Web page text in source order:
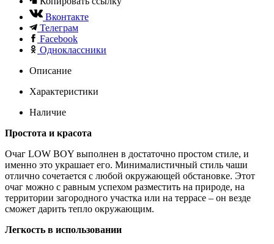
Вконтакте
Телеграм
Facebook
Одноклассники
Описание
Характеристики
Наличие
Простота и красота
Очаг LOW BOY выполнен в достаточно простом стиле, и
именно это украшает его. Минималистичный стиль чаши
отлично сочетается с любой окружающей обстановке. Этот
очаг можно с равным успехом разместить на природе, на
территории загородного участка или на террасе – он везде
сможет дарить тепло окружающим.
Легкость в использовании